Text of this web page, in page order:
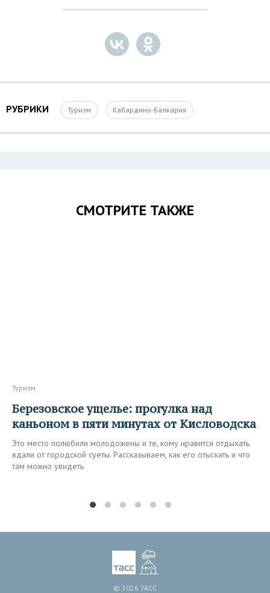
РУБРИКИ Туризм Кабардино-Балкария
СМОТРИТЕ ТАКЖЕ
Туризм
Березовское ущелье: прогулка над
каньоном в пяти минутах от Кисловодска
Это место полюбили молодожены и те, кому нравится отдыхать
вдали от городской суеты. Рассказываем, как его отыскать и что
там можно увидеть
© 2026 ТАСС